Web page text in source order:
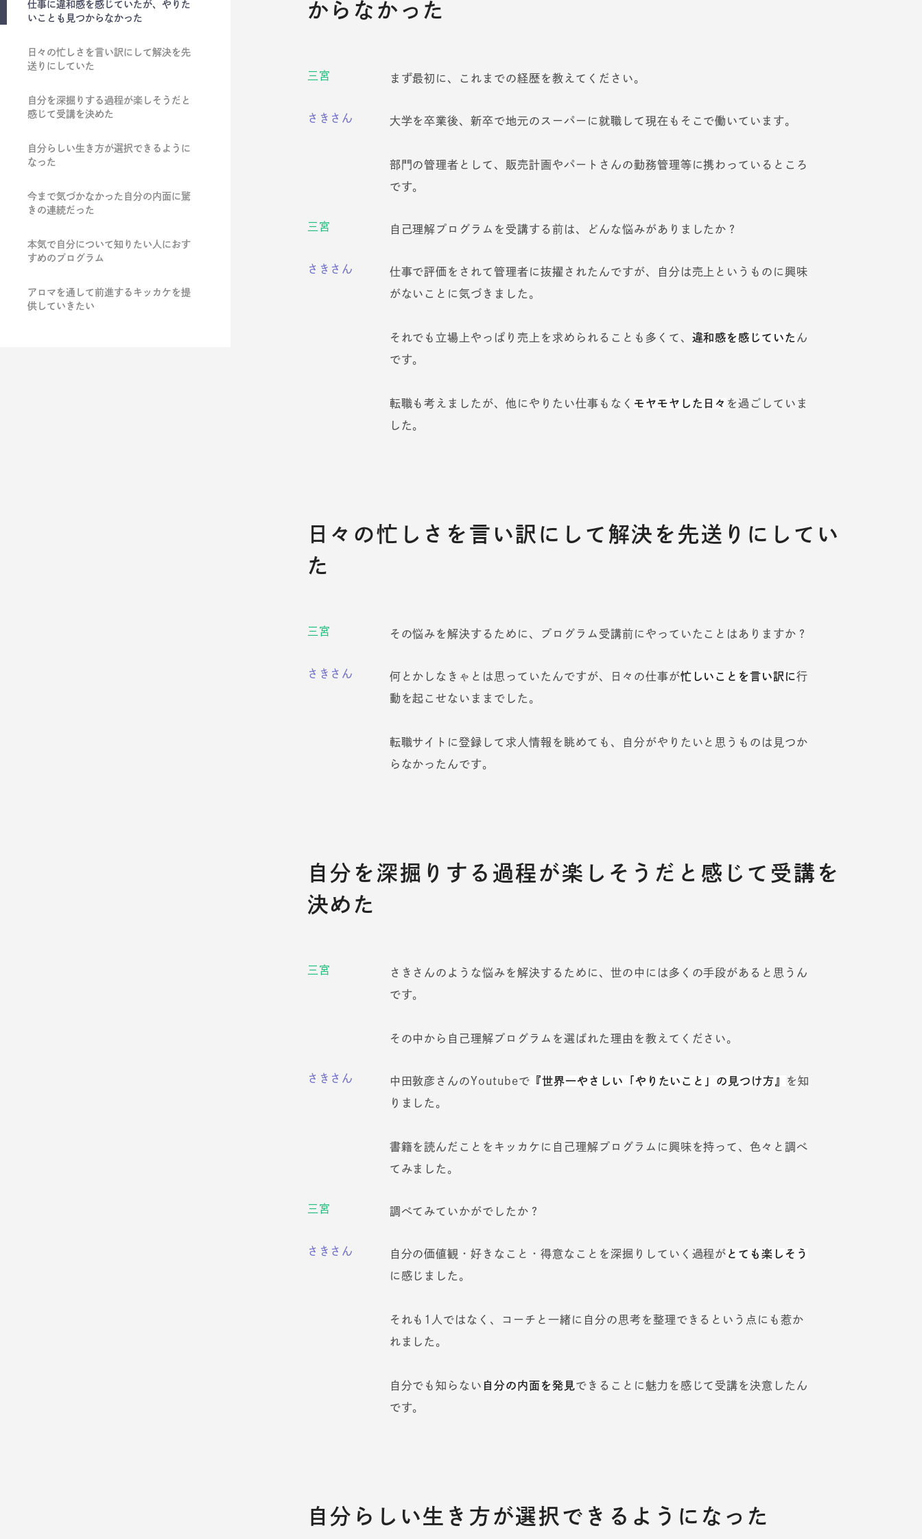
仕事に違和感を感じていたが、やりた
いことも見つからなかった
日々の忙しさを言い訳にして解決を先
送りにしていた
自分を深掘りする過程が楽しそうだと
感じて受講を決めた
自分らしい生き方が選択できるように
なった
今まで気づかなかった自分の内面に驚
きの連続だった
本気で自分について知りたい人におす
すめのプログラム
アロマを通して前進するキッカケを提
供していきたい
からなかった
三宮 まず最初に、これまでの経歴を教えてください。
さきさん 大学を卒業後、新卒で地元のスーパーに就職して現在もそこで働いています。
部門の管理者として、販売計画やパートさんの勤務管理等に携わっているところ
です。
三宮 自己理解プログラムを受講する前は、どんな悩みがありましたか？
さきさん
仕事で評価をされて管理者に抜擢されたんですが、自分は売上というものに興味
がないことに気づきました。
それでも立場上やっぱり売上を求められることも多くて、 違和感を感じていた ん
です。
転職も考えましたが、他にやりたい仕事もなく モヤモヤした日々 を過ごしていま
した。
日々の忙しさを言い訳にして解決を先送りにしてい
た
三宮 その悩みを解決するために、プログラム受講前にやっていたことはありますか？
さきさん 何とかしなきゃとは思っていたんですが、日々の仕事が忙しいことを言い訳に行
動を起こせないままでした。
転職サイトに登録して求人情報を眺めても、自分がやりたいと思うものは見つか
らなかったんです。
自分を深掘りする過程が楽しそうだと感じて受講を
決めた
三宮
さきさんのような悩みを解決するために、世の中には多くの手段があると思うん
です。
その中から自己理解プログラムを選ばれた理由を教えてください。
さきさん 中田敦彦さんのYoutubeで 『世界一やさしい「やりたいこと」の見つけ方』
を知
りました。
書籍を読んだことをキッカケに自己理解プログラムに興味を持って、色々と調べ
てみました。
三宮 調べてみていかがでしたか？
さきさん 自分の価値観・好きなこと・得意なことを深掘りしていく過程が とても楽しそう
に感じました。
それも1人ではなく、コーチと一緒に自分の思考を整理できるという点にも惹か
れました。
自分でも知らない 自分の内面を発見 できることに魅力を感じて受講を決意したん
です。
自分らしい生き方が選択できるようになった